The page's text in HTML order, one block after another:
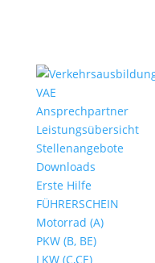
VAE
Ansprechpartner
Leistungsübersicht
Stellenangebote
Downloads
Erste Hilfe
FÜHRERSCHEIN
Motorrad (A)
PKW (B, BE)
LKW (C,CE)